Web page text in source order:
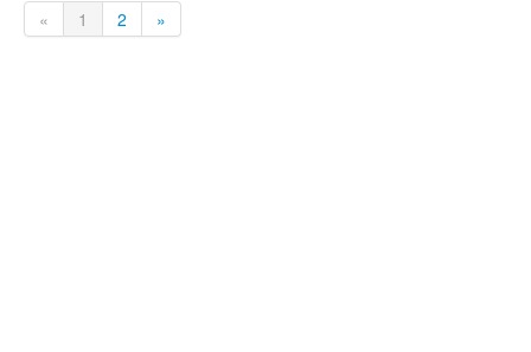
« 1 2 »